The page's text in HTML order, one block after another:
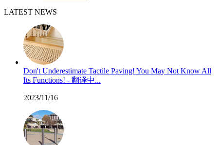
LATEST NEWS
Don't Underestimate Tactile Paving! You May Not Know All
Its Functions! - 翻译中...
2023/11/16